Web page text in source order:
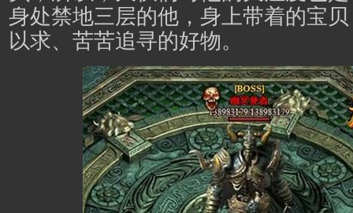
身处禁地三层的他，身上带着的宝
以求、苦苦追寻的好物。